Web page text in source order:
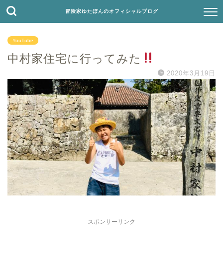
冒険家ゆたぼんのオフィシャルブログ
YouTube
中村家住宅に行ってみた
2020年3月19日
スポンサーリンク